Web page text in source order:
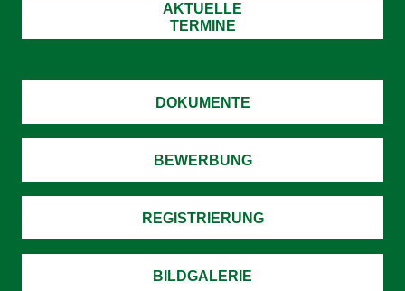
AKTUELLE
TERMINE
DOKUMENTE
BEWERBUNG
REGISTRIERUNG
BILDGALERIE